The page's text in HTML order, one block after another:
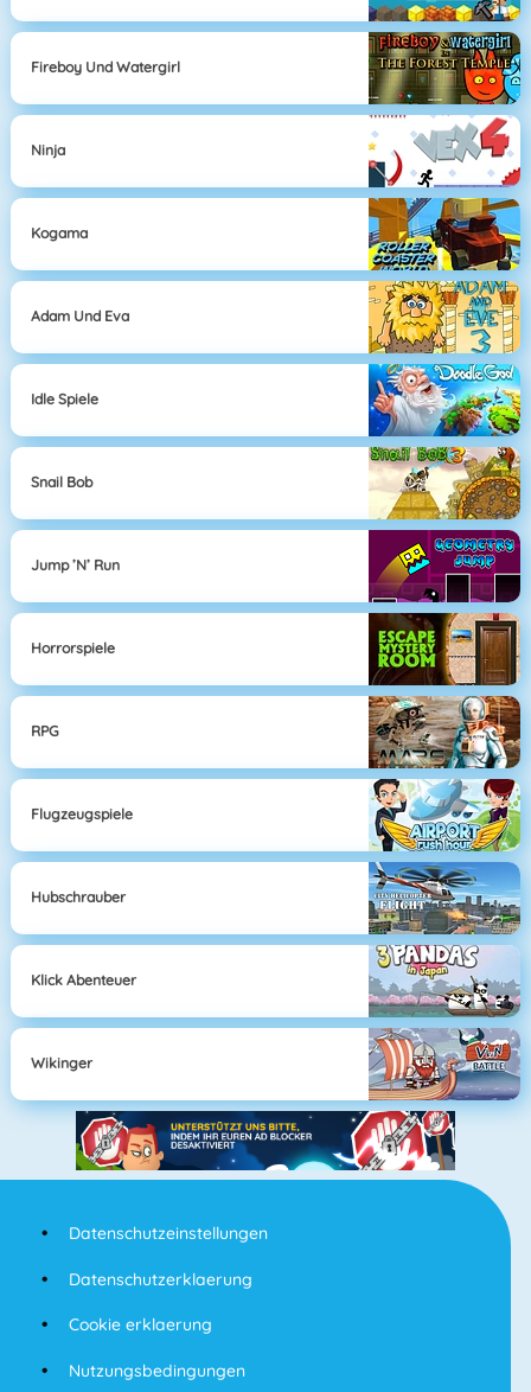
Fireboy Und Watergirl
Ninja
Kogama
Adam Und Eva
Idle Spiele
Snail Bob
Jump ’n’ Run
Horrorspiele
RPG
Flugzeugspiele
Hubschrauber
Klick Abenteuer
Wikinger
Datenschutzeinstellungen
Datenschutzerklaerung
Cookie erklaerung
Nutzungsbedingungen